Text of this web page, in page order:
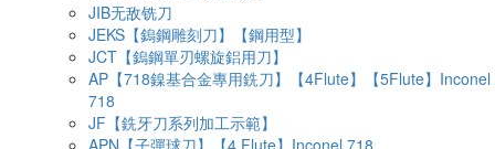
JIB无敌铣刀
JEKS【鎢鋼雕刻刀】【鋼用型】
JCT【鎢鋼單刃螺旋鋁用刀】
AP【718鎳基合金專用銑刀】【4Flute】【5Flute】Inconel
718
JF【銑牙刀系列加工示範】
APN【子彈球刀】【4 Flute】Inconel 718